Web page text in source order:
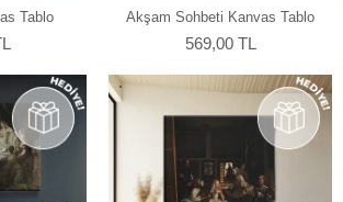
Tablo Akşam Sohbeti Kanvas Tablo
569,00 TL